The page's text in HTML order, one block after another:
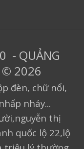
- QUẢNG
© 2026
đèn, chữ nổi,
nháy...
thị
quốc lộ 22,lộ